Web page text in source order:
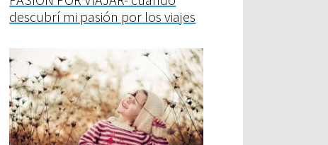
descubrí mi pasión por los viajes